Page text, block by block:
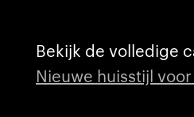
Bekijk de volledige
Nieuwe huisstijl